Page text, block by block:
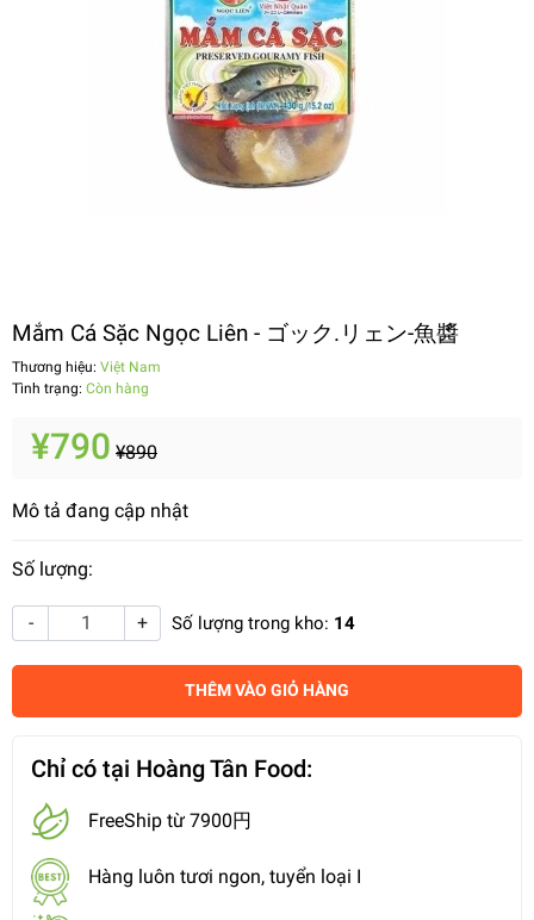
Mắm Cá Sặc Ngọc Liên - ゴック.リェン-魚醬
Thương hiệu: Việt Nam
Tình trạng: Còn hàng
¥790 ¥890
Mô tả đang cập nhật
Số lượng:
- + Số lượng trong kho: 14
THÊM VÀO GIỎ HÀNG
Chỉ có tại Hoàng Tân Food:
FreeShip từ 7900円
Hàng luôn tươi ngon, tuyển loại I